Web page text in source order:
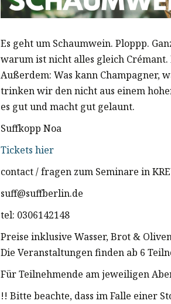
Es geht um Schaumwein. Ploppp.
warum ist nicht alles gleich
Außerdem: Was kann Champagner,
trinken wir den nicht aus einem
es gut und macht gut gelaunt.
Suffkopp Noa
Tickets hier
contact / fragen zum Seminare in
suff@suffberlin.de
tel: 0306142148
Preise inklusive Wasser, Brot &
Die Veranstaltungen finden ab 6
Für Teilnehmende am jeweiligen
!! Bitte beachte, dass im Falle einer